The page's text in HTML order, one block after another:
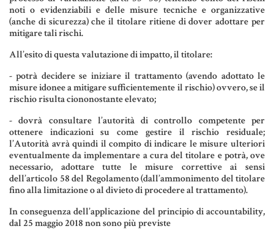
CODICE CIVILE
LE PAROLE DIFFICILI DEL NOTAIO
MATERIALE GIURIDICO NOTARILE
RISORSE GIURIDICHE
SISTEMA GIURIDICO ITALIANO
USUFRUTTO
Fiscalità Speciale
noti o evidenziabili e delle misure tecniche e organizzative
(anche di sicurezza) che il titolare ritiene di dover adottare per
mitigare tali rischi.
All’esito di questa valutazione di impatto, il titolare:
- potrà decidere se iniziare il trattamento (avendo adottato le
misure idonee a mitigare sufficientemente il rischio) ovvero, se il
rischio risulta ciononostante elevato;
- dovrà consultare l’autorità di controllo competente per
ottenere indicazioni su come gestire il rischio residuale;
l’Autorità avrà quindi il compito di indicare le misure ulteriori
eventualmente da implementare a cura del titolare e potrà, ove
necessario, adottare tutte le misure correttive ai sensi
dell’articolo 58 del Regolamento (dall’ammonimento del titolare
fino alla limitazione o al divieto di procedere al trattamento).
In conseguenza dell’applicazione del principio di accountability,
dal 25 maggio 2018 non sono più previste